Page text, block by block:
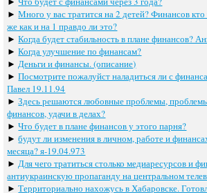
►Много у вас тратится на 2 детей? Финансов кто
же как и на 1 правдо ли это?
►Когда будет стабильность в плане финансов?
►Когда улучшение по финансам?
► Деньги и финансы. (описание)
►Посмотрите пожалуйст наладиться ли с
Павел 19.11.94
►Здесь решаются любовные проблемы,
финансов, удачи в делах?
►Что будет в плане финансов у этого парня?
►будут ли изменения в личном, работе и
месяца? я-19.04.973
► Для чего тратиться столько медиаресурсов и
антиукраинскую пропаганду на центральном
►Территориально нахожусь в Хабаровске.